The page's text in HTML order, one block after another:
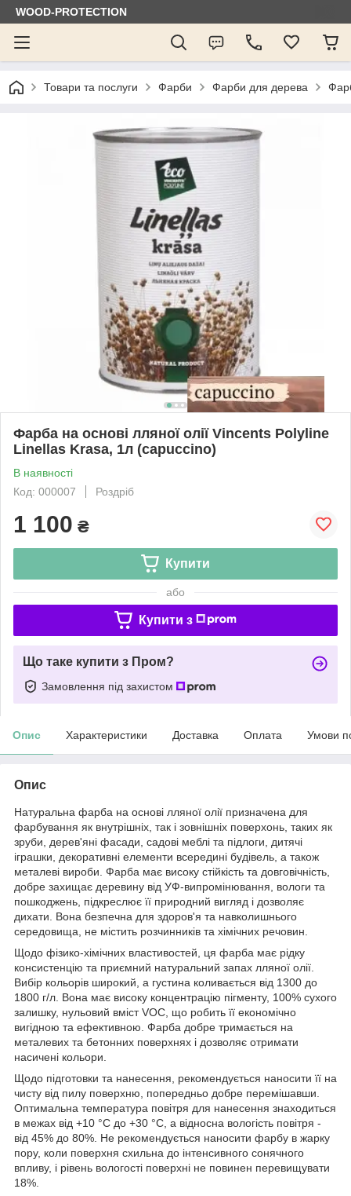
WOOD-PROTECTION
Товари та послуги Фарби Фарби для дерева
Фарба на основі лляної олії Vincents Polyline
Linellas Krasa, 1л (capuccino)
В наявності
Код: 000007
Роздріб
1 100 ₴
Купити
або
Купити з
Що таке купити з Пром?
Замовлення під захистом
Опис Характеристики Доставка Оплата Умови
Опис
Натуральна фарба на основі лляної олії призначена для
фарбування як внутрішніх, так і зовнішніх поверхонь, таких як
зруби, дерев'яні фасади, садові меблі та підлоги, дитячі
іграшки, декоративні елементи всередині будівель, а також
металеві вироби. Фарба має високу стійкість та довговічність,
добре захищає деревину від УФ-випромінювання, вологи та
пошкоджень, підкреслює її природний вигляд і дозволяє
дихати. Вона безпечна для здоров'я та навколишнього
середовища, не містить розчинників та хімічних речовин.
Щодо фізико-хімічних властивостей, ця фарба має рідку
консистенцію та приємний натуральний запах лляної олії.
Вибір кольорів широкий, а густина коливається від 1300 до
1800 г/л. Вона має високу концентрацію пігменту, 100% сухого
залишку, нульовий вміст VOC, що робить її економічно
вигідною та ефективною. Фарба добре тримається на
металевих та бетонних поверхнях і дозволяє отримати
насичені кольори.
Щодо підготовки та нанесення, рекомендується наносити її на
чисту від пилу поверхню, попередньо добре перемішавши.
Оптимальна температура повітря для нанесення знаходиться
в межах від +10 °C до +30 °C, а відносна вологість повітря -
від 45% до 80%. Не рекомендується наносити фарбу в жарку
пору, коли поверхня схильна до інтенсивного сонячного
впливу, і рівень вологості поверхні не повинен перевищувати
18%.